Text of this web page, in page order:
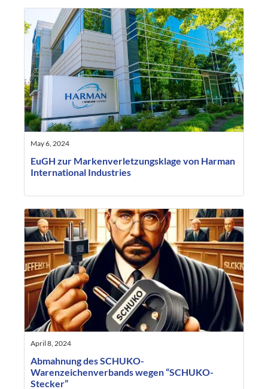
May 6, 2024
EuGH zur Markenverletzungsklage von Harman
International Industries
April 8, 2024
Abmahnung des SCHUKO-
Warenzeichenverbands wegen “SCHUKO-
Stecker”